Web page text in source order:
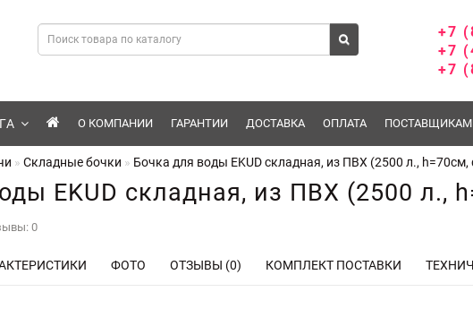
+7
+7
+7
О КОМПАНИИ ГАРАНТИИ ДОСТАВКА ОПЛАТА ПОСТАВЩИКАМ
Складные бочки Бочка для воды EKUD складная, из ПВХ (2500 л.,
EKUD складная, из ПВХ (2500 л.,
0
ФОТО ОТЗЫВЫ (0) КОМПЛЕКТ ПОСТАВКИ